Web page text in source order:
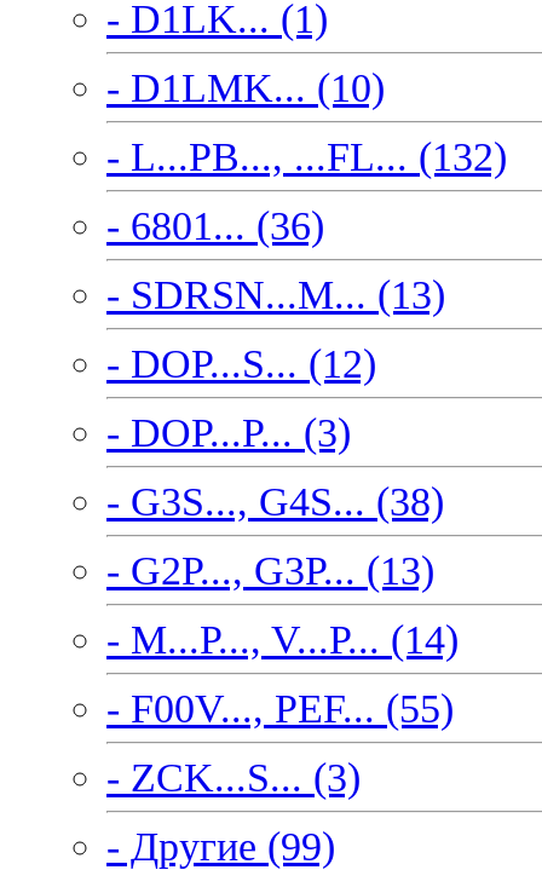
- D1LK... (1)
- D1LMK... (10)
- L...PB..., ...FL... (132)
- 6801... (36)
- SDRSN...M... (13)
- DOP...S... (12)
- DOP...P... (3)
- G3S..., G4S... (38)
- G2P..., G3P... (13)
- M...P..., V...P... (14)
- F00V..., PEF... (55)
- ZCK...S... (3)
- Другие (99)